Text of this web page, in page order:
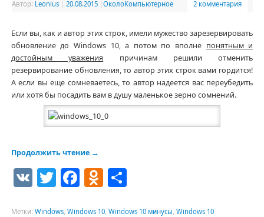
Автор: Leonius 20.08.2015 ОколоКомпьютерное 2 комментария
Если вы, как и автор этих строк, имели мужество зарезервировать
обновление до Windows 10, а потом по вполне понятным и
достойным уважения причинам решили отменить
резервирование обновления, то автор этих строк вами гордится!
А если вы еще сомневаетесь, то автор надеется вас переубедить
или хотя бы посадить вам в душу маленькое зерно сомнений.
Продолжить чтение →
VKTwitter
Facebook
Odnoklassniki
Отправить
Метки: Windows, Windows 10, Windows 10 минусы, Windows 10